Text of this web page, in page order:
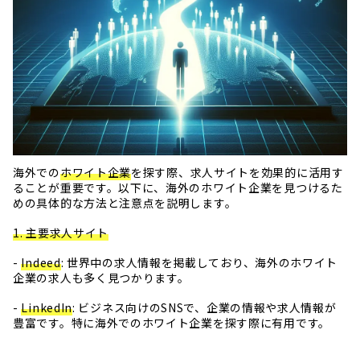
海外でのホワイト企業を探す際、求人サイトを効果的に活用す
ることが重要です。以下に、海外のホワイト企業を見つけるた
めの具体的な方法と注意点を説明します。
1. 主要求人サイト
-Indeed: 世界中の求人情報を掲載しており、海外のホワイト
企業の求人も多く見つかります。
-LinkedIn: ビジネス向けのSNSで、企業の情報や求人情報が
豊富です。特に海外でのホワイト企業を探す際に有用です。